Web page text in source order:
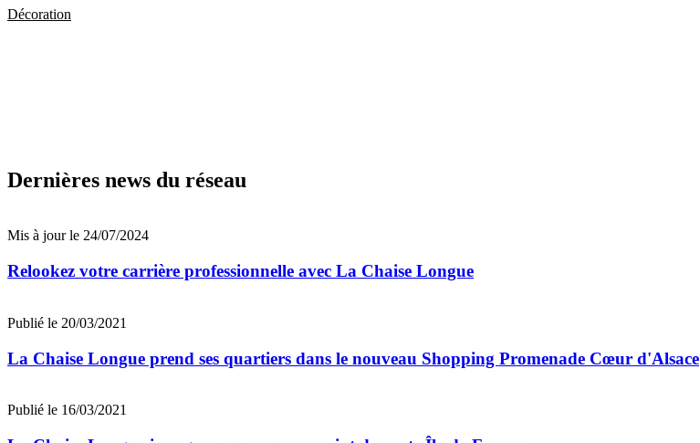
Décoration
Dernières news du réseau
Mis à jour le 24/07/2024
Relookez votre carrière professionnelle avec La Chaise Longue
Publié le 20/03/2021
La Chaise Longue prend ses quartiers dans le nouveau Shopping Promenade Cœur d'Alsace
Publié le 16/03/2021